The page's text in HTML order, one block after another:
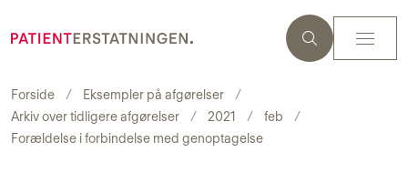
Forside
Eksempler på afgørelser
Arkiv over tidligere afgørelser
2021
feb
Forældelse i forbindelse med genoptagelse